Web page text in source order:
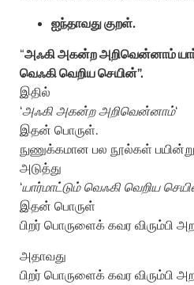
ஐந்தாவது குறள்.
“அஃகி அகன்ற அறிவென்னாம்
வெஃகி வெறிய செயின்”.
இதில்
‘அஃகி அகன்ற அறிவென்னாம்‘
இதன் பொருள்.
நுணுக்கமான பல நூல்கள்
அடுத்து
‘யார்மாட்டும் வெஃகி வெறிய
இதன் பொருள்
பிறர் பொருளைக் கவர விரும்பி
அதாவது
பிறர் பொருளைக் கவர விரும்பி